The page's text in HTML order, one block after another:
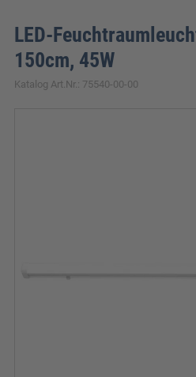
LED-
150cm, 45W
Katalog Art.Nr.: 75540-00-00